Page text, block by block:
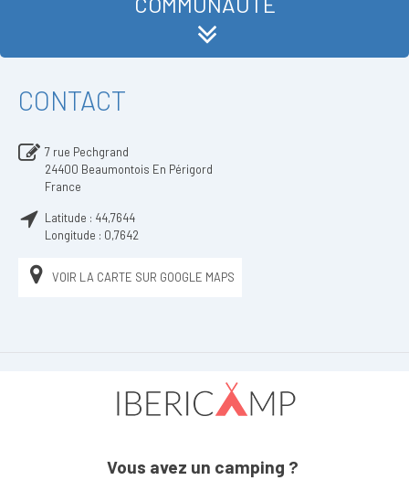
CONTACT
7 rue Pechgrand
24400 Beaumontois En Périgord
France
Latitude : 44,7644
Longitude : 0,7642
VOIR LA CARTE SUR GOOGLE MAPS
Vous avez un camping ?